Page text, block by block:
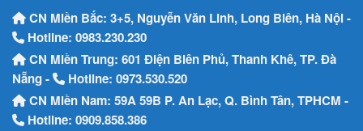
CN Miền Bắc: 3+5, Nguyễn Văn Linh, Long Biên, Hà Nội -
Hotline: 0983.230.230
CN Miền Trung: 601 Điện Biên Phủ, Thanh Khê, TP. Đà
Nẵng -
Hotline: 0973.530.520
CN Miền Nam: 59A 59B P. An Lạc, Q. Bình Tân, TPHCM -
Hotline: 0909.858.386